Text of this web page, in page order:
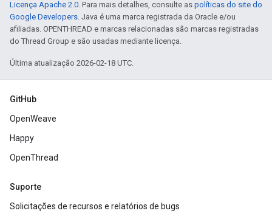
Licença Apache 2.0. Para mais detalhes, consulte as políticas do site do
Google Developers. Java é uma marca registrada da Oracle e/ou
afiliadas. OPENTHREAD e marcas relacionadas são marcas registradas
do Thread Group e são usadas mediante licença.
Última atualização 2026-02-18 UTC.
GitHub
OpenWeave
Happy
OpenThread
Suporte
Solicitações de recursos e relatórios de bugs